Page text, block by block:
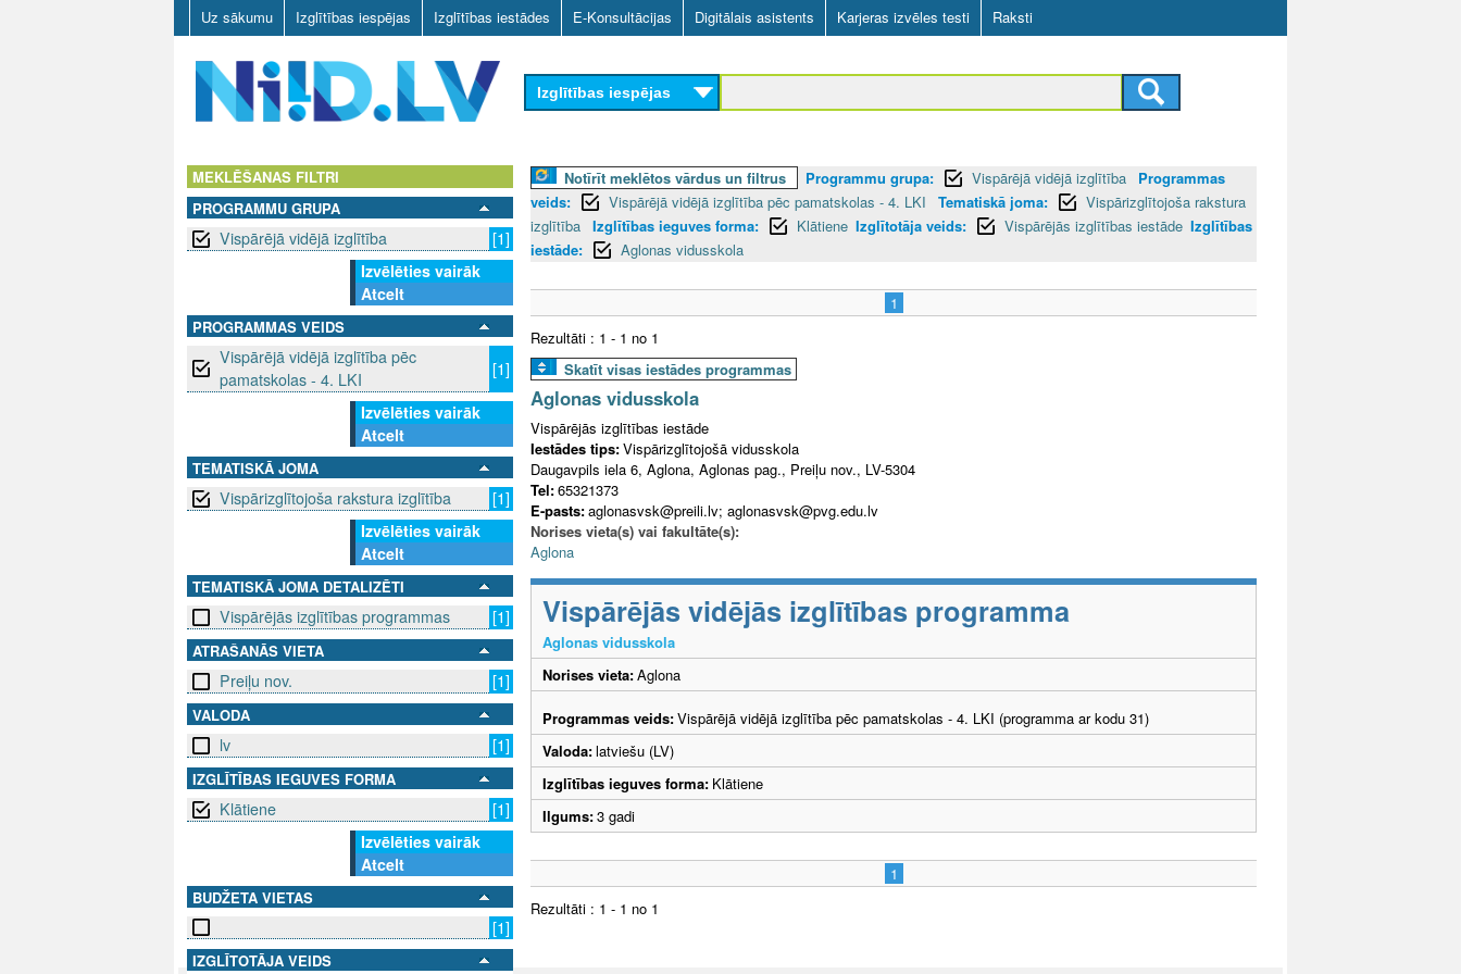
Skip
to
main
content
Uz sākumu Izglītības iespējas Izglītības iestādes E-Konsultācijas Digitālais asistents Karjeras izvēles testi Raksti
V
Izglītības iespējas
MEKLĒŠANAS FILTRI
PROGRAMMU GRUPA
Vispārējā vidējā izglītība
[1]
Izvēlēties vairāk
Atcelt
PROGRAMMAS VEIDS
Vispārējā vidējā izglītība pēc
pamatskolas - 4. LKI
[1]
Izvēlēties vairāk
Atcelt
TEMATISKĀ JOMA
Vispārizglītojoša rakstura izglītība
[1]
Izvēlēties vairāk
Atcelt
TEMATISKĀ JOMA DETALIZĒTI
Vispārējās izglītības programmas [1]
ATRAŠANĀS VIETA
Preiļu nov. [1]
VALODA
lv [1]
IZGLĪTĪBAS IEGUVES FORMA
Klātiene
[1]
Izvēlēties vairāk
Atcelt
BUDŽETA VIETAS
[1]
IZGLĪTOTĀJA VEIDS
Notīrīt meklētos vārdus un filtrus Programmu grupa: Vispārējā vidējā izglītība
Programmas
veids:
Vispārējā vidējā izglītība pēc pamatskolas - 4. LKI Tematiskā joma:
Vispārizglītojoša rakstura
izglītība Izglītības ieguves forma: Klātiene Izglītotāja veids: Vispārējās izglītības iestāde Izglītības
iestāde:
Aglonas vidusskola
1
Rezultāti : 1 - 1 no 1
Skatīt visas iestādes programmas
Aglonas vidusskola
Vispārējās izglītības iestāde
Iestādes tips:Vispārizglītojošā vidusskola
Daugavpils iela 6, Aglona, Aglonas pag., Preiļu nov., LV-5304
Tel:65321373
E-pasts:aglonasvsk@preili.lv; aglonasvsk@pvg.edu.lv
Norises vieta(s) vai fakultāte(s):
Aglona
Vispārējās vidējās izglītības programma
Aglonas vidusskola
Norises vieta:Aglona
Programmas veids:Vispārējā vidējā izglītība pēc pamatskolas - 4. LKI (programma ar kodu 31)
Valoda:latviešu (LV)
Izglītības ieguves forma: Klātiene
Ilgums:3 gadi
1
Rezultāti : 1 - 1 no 1